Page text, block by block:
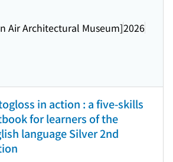
Air Architectural Museum]2026
in action : a five-skills
for learners of the
language Silver 2nd